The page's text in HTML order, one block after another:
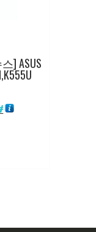
] ASUS
현